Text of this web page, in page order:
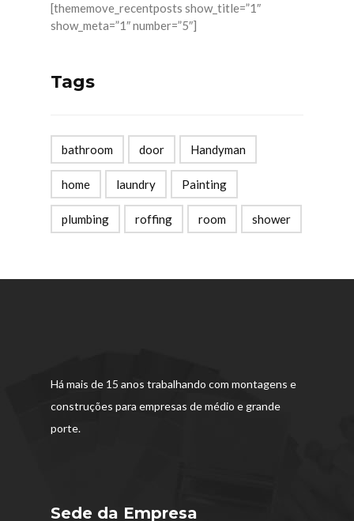
[thememove_recentposts show_title=”1″
show_meta=”1″ number=”5″]
Tags
bathroom door Handyman
home laundry Painting
plumbing roffing room shower
Há mais de 15 anos trabalhando com montagens e
construções para empresas de médio e grande
porte.
Sede da Empresa